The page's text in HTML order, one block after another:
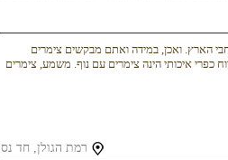
הארץ. ואכן, במידה ואתם מבקשים צימרים
כפרי איכותי הינה צימרים עם נוף. משמע, צימרים
רמת הגולן, חד נס